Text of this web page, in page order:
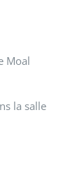
Moal
la salle